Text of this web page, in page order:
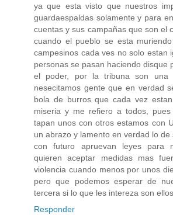
ya que esta visto que nuestros
guardaespaldas solamente y para
cuentas y sus campañas que son el
cuando el pueblo se esta
campesinos cada ves no solo estan
personas se pasan haciendo disque
el poder, por la tribuna son una
nesecitamos gente que en verdad
bola de burros que cada vez
miseria y me refiero a todos,
tapan unos con otros estamos con
un abrazo y lamento en verdad lo
con futuro apruevan leyes para
quieren aceptar medidas mas
violencia cuando menos por unos
pero que podemos esperar de
tercera si lo que les intereza son ellos.
Responder